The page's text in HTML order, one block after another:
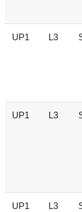
UP1 L3
UP1 L3
UP1 L3